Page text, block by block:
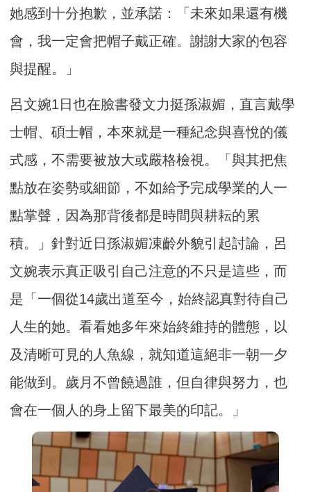
她感到十分抱歉，並承諾：「未來如果還有機
會，我一定會把帽子戴正確。謝謝大家的包容
與提醒。」
呂文婉1日也在臉書發文力挺孫淑媚，直言戴學
士帽、碩士帽，本來就是一種紀念與喜悅的儀
式感，不需要被放大或嚴格檢視。「與其把焦
點放在姿勢或細節，不如給予完成學業的人一
點掌聲，因為那背後都是時間與耕耘的累
積。」針對近日孫淑媚凍齡外貌引起討論，呂
文婉表示真正吸引自己注意的不只是這些，而
是「一個從14歲出道至今，始終認真對待自己
人生的她。看看她多年來始終維持的體態，以
及清晰可見的人魚線，就知道這絕非一朝一夕
能做到。歲月不曾饒過誰，但自律與努力，也
會在一個人的身上留下最美的印記。」